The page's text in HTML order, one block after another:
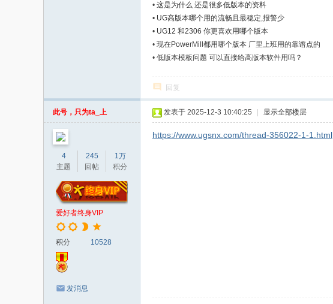
• 这是为什么 还是很多低版本的资料
• UG高版本哪个用的流畅且最稳定,报警少
• UG12 和2306 你更喜欢用哪个版本
• 现在PowerMill都用哪个版本 厂里上班用的靠谱点的
• 低版本模板问题 可以直接给高版本软件用吗？
回复
此号，只为ta_上
4
主题
245
回帖
1万
积分
爱好者终身VIP
积分 10528
发消息
发表于 2025-12-3 10:40:25 显示全部楼层
https://www.ugsnx.com/thread-356022-1-1.html